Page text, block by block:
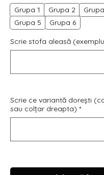
Grupa 1
Grupa 2
Grupa 5
Grupa 6
Scrie stofa aleasă
Scrie ce variantă dorești
sau colțar dreapta) *